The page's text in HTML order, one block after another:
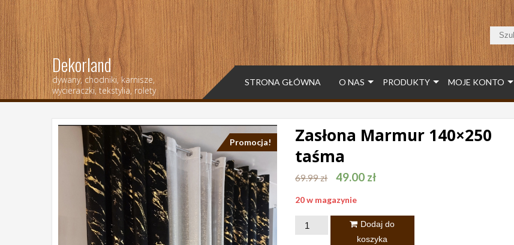
Dekorland
dywany, chodniki, karnisze,
wycieraczki, tekstylia, rolety
STRONA GŁÓWNA O NAS PRODUKTY MOJE KONTO
Promocja!
Zasłona Marmur 140×250
taśma
69.99zł 49.00 zł
20 w magazynie
ilość
Dodaj do
koszyka